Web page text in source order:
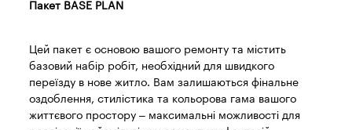
Пакет BASE PLAN
Цей пакет є основою вашого ремонту та містить
базовий набір робіт, необхідний для швидкого
переїзду в нове житло. Вам залишаються фінальне
оздоблення, стилістика та кольорова гама вашого
життєвого простору – максимальні можливості для